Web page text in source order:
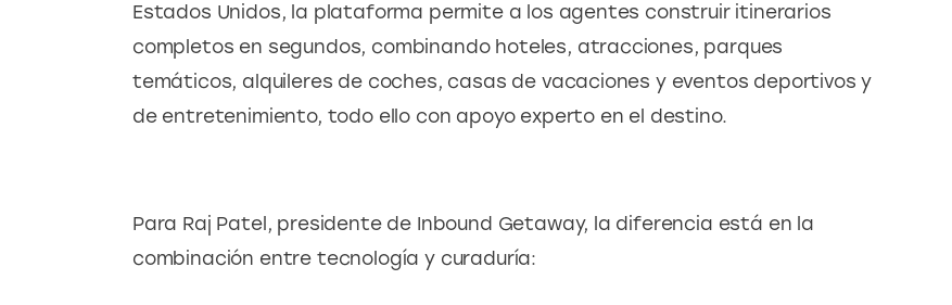
Estados Unidos, la plataforma permite a los agentes construir itinerarios
completos en segundos, combinando hoteles, atracciones, parques
temáticos, alquileres de coches, casas de vacaciones y eventos deportivos y
de entretenimiento, todo ello con apoyo experto en el destino.
Para Raj Patel, presidente de Inbound Getaway, la diferencia está en la
combinación entre tecnología y curaduría: